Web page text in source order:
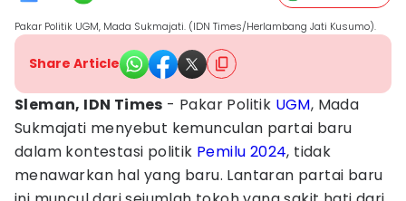
Pakar Politik UGM, Mada Sukmajati. (IDN Times/Herlambang Jati Kusumo).
Share Article
Sleman, IDN Times - Pakar Politik UGM, Mada
Sukmajati menyebut kemunculan partai baru
dalam kontestasi politik Pemilu 2024, tidak
menawarkan hal yang baru. Lantaran partai baru